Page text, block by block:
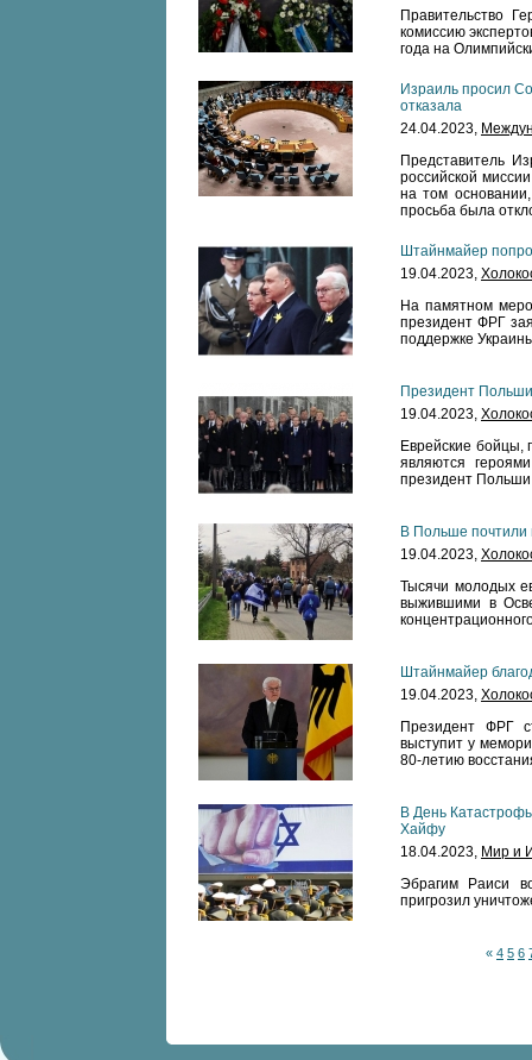
Правительство
комиссию
года на
Израиль просил
отказала
24.04.2023,
Представитель
российской
на том
просьба была
Штайнмайер
19.04.2023,
На памятном
президент ФРГ
поддержке
Президент
19.04.2023,
Еврейские бойцы,
являются
президент
В Польше
19.04.2023,
Тысячи молодых
выжившими в
Штайнмайер
19.04.2023,
Президент ФРГ
выступит у
80-летию
В День
Хайфу
18.04.2023, Мир и
Эбрагим Раиси
пригрозил
« 4 5 6